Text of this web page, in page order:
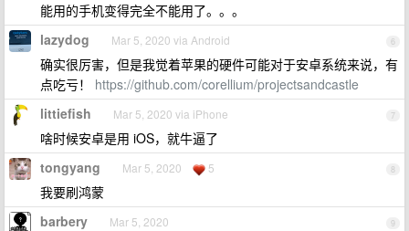
能用的手机变得完全不能用了。。。
6
lazydog Mar 5, 2020 via Android
确实很厉害，但是我觉着苹果的硬件可能对于安卓系统来说，有
点吃亏！ https://github.com/corellium/projectsandcastle
7
littiefish Mar 5, 2020 via iPhone
啥时候安卓是用 iOS，就牛逼了
8
tongyang Mar 5, 2020 5
我要刷鸿蒙
9
barbery Mar 5, 2020